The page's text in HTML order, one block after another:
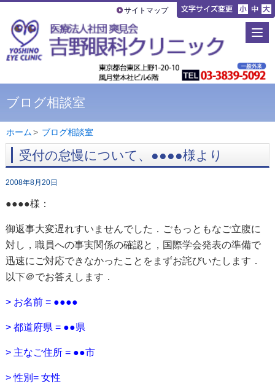
サイトマップ
ブログ相談室
ホーム > ブログ相談室
受付の怠慢について、●●●●様より
2008年8月20日
●●●●様：
御返事大変遅れすいませんでした．ごもっともなご立腹に
対し，職員への事実関係の確認と，国際学会発表の準備で
迅速にご対応できなかったことをまずお詫びいたします．
以下＠でお答えします．
> お名前 = ●●●●
> 都道府県 = ●●県
> 主なご住所 = ●●市
> 性別= 女性